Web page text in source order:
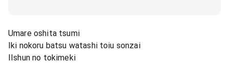
Umare oshita tsumi
Iki nokoru batsu watashi toiu sonzai
IIshun no tokimeki